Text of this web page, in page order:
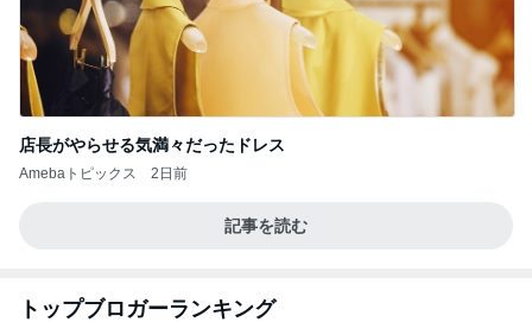
店長がやらせる気満々だったドレス
Amebaトピックス 2日前
記事を読む
トップブロガーランキング